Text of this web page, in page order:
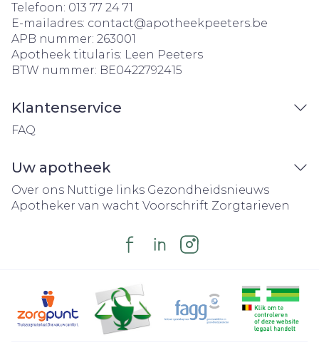
Telefoon: 013 77 24 71
E-mailadres: contact@apotheekpeeters.be
APB nummer: 263001
Apotheek titularis: Leen Peeters
BTW nummer: BE0422792415
Klantenservice
FAQ
Uw apotheek
Over ons Nuttige links Gezondheidsnieuws
Apotheker van wacht Voorschrift Zorgtarieven